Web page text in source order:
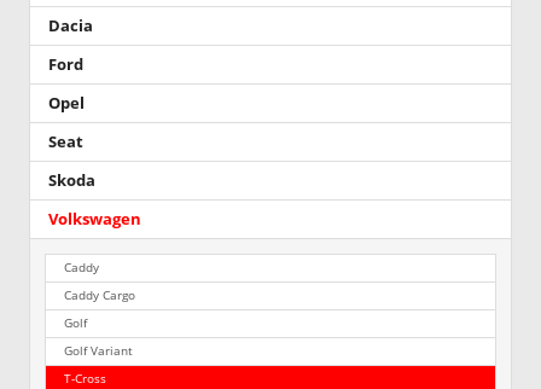
Dacia
Ford
Opel
Seat
Skoda
Volkswagen
Caddy
Caddy Cargo
Golf
Golf Variant
T-Cross